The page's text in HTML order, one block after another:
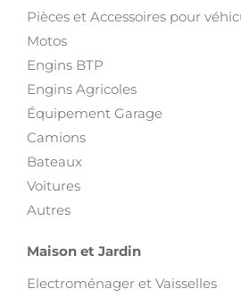
Pièces et Accessoires pour
Motos
Engins BTP
Engins Agricoles
Équipement Garage
Camions
Bateaux
Voitures
Autres
Maison et Jardin
Electroménager et Vaisselles